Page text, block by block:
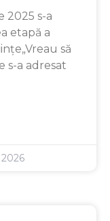
2025 s-a
etapă a
să
s-a adresat